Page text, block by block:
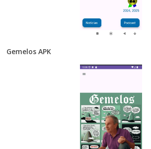
Gemelos APK